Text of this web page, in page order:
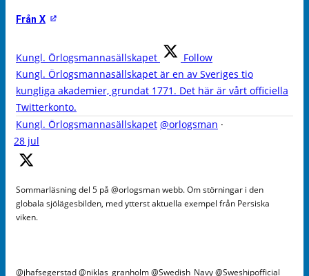
Från X
Kungl. Örlogsmannasällskapet
Follow
Kungl. Örlogsmannasällskapet är en av Sveriges tio
kungliga akademier, grundat 1771. Det här är vårt officiella
Twitterkonto.
Kungl. Örlogsmannasällskapet @orlogsman ·
28 jul
Sommarläsning del 5 på @orlogsman webb. Om störningar i den
globala sjölägesbilden, med ytterst aktuella exempel från Persiska
viken.
@jhafsegerstad @niklas_granholm @Swedish_Navy @Sweshipofficial